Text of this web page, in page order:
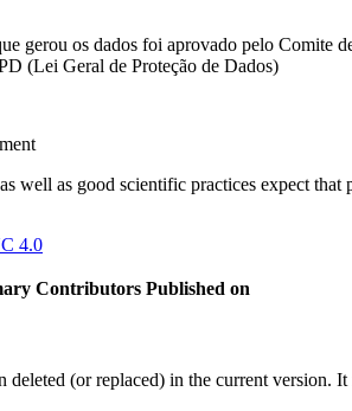
gerou os dados foi aprovado pelo Comite
(Lei Geral de Proteção de Dados)
as well as good scientific practices expect that
4.0
Contributors Published on
deleted (or replaced) in the current version.